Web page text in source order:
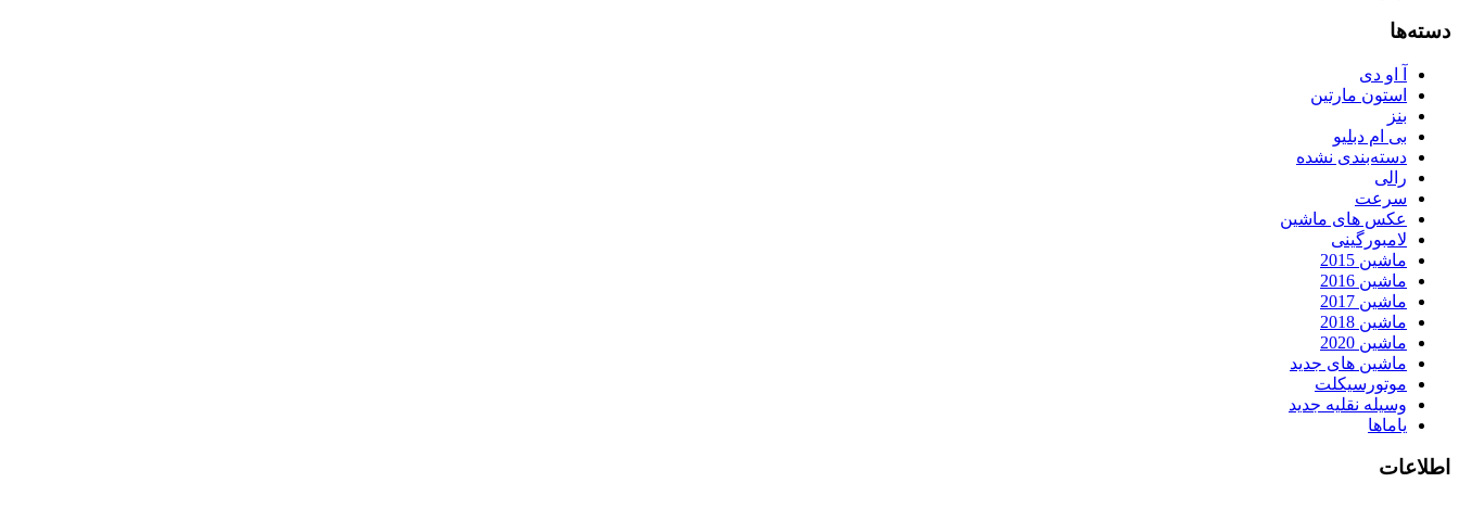
دسته‌ها
آ او دی
استون مارتین
بنز
بی ام دبلیو
دسته‌بندی نشده
رالی
سرعت
عکس های ماشین
لامبورگینی
ماشین 2015
ماشین 2016
ماشین 2017
ماشین 2018
ماشین 2020
ماشین های جدید
موتورسیکلت
وسیله نقلیه جدید
یاماها
اطلاعات